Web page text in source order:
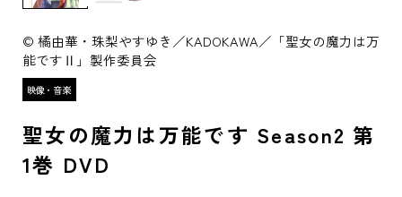
© 橘由華・珠梨やすゆき／KADOKAWA／「聖女の魔力は万
能ですⅡ」製作委員会
聖女の魔力は万能です Season2 第
1巻 DVD